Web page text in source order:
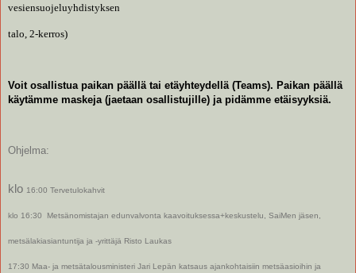
vesiensuojeluyhdistyksen
talo, 2-kerros)
Voit osallistua paikan päällä tai etäyhteydellä (Teams). Paikan päällä
käytämme maskeja (jaetaan osallistujille) ja pidämme etäisyyksiä.
Ohjelma:
klo 16:00 Tervetulokahvit
klo 16:30 Metsänomistajan edunvalvonta kaavoituksessa+keskustelu, SaiMen jäsen,
metsälakiasiantuntija ja -yrittäjä Risto Laukas
17:30 Maa- ja metsätalousministeri Jari Lepän katsaus ajankohtaisiin metsäasioihin ja